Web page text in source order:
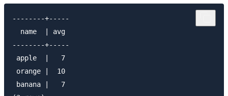
--------+-----
  name  | avg
--------+-----
apple  |   7
orange |  10
banana |   7